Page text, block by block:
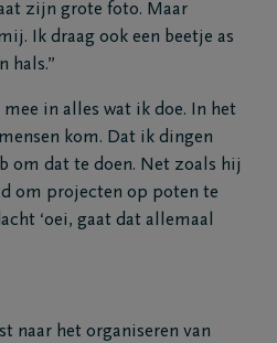
zijn grote foto. Maar
Ik draag ook een beetje as
hals.”
in alles wat ik doe. In het
kom. Dat ik dingen
om dat te doen. Net zoals hij
om projecten op poten te
‘oei, gaat dat allemaal
naar het organiseren van